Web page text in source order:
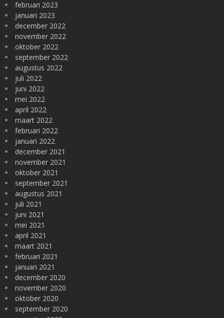
februari 2023
januari 2023
december 2022
november 2022
oktober 2022
september 2022
augustus 2022
juli 2022
juni 2022
mei 2022
april 2022
maart 2022
februari 2022
januari 2022
december 2021
november 2021
oktober 2021
september 2021
augustus 2021
juli 2021
juni 2021
mei 2021
april 2021
maart 2021
februari 2021
januari 2021
december 2020
november 2020
oktober 2020
september 2020